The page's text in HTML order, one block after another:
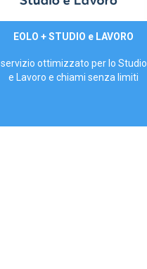
29,90€/mese
EOLO + STUDIO e LAVORO
servizio ottimizzato per lo Studio
e Lavoro e chiami senza limiti